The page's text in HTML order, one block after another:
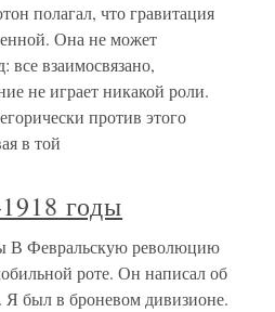
полагал, что гравитация
Она не может
все взаимосвязано,
не играет никакой роли.
против этого
в той
годы
В Февральскую революцию
роте. Он написал об
был в броневом дивизионе.